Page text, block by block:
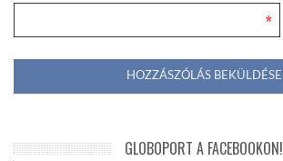
*
GLOBOPORT A FACEBOOKON!